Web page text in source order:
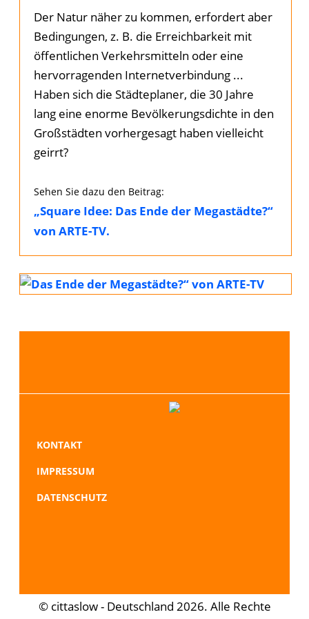
Der Natur näher zu kommen, erfordert aber
Bedingungen, z. B. die Erreichbarkeit mit
öffentlichen Verkehrsmitteln oder eine
hervorragenden Internetverbindung ...
Haben sich die Städteplaner, die 30 Jahre
lang eine enorme Bevölkerungsdichte in den
Großstädten vorhergesagt haben vielleicht
geirrt?
Sehen Sie dazu den Beitrag:
„Square Idee: Das Ende der Megastädte?“
von ARTE-TV.
NAVIGATION
KONTAKT
IMPRESSUM
DATENSCHUTZ
© cittaslow - Deutschland 2026. Alle Rechte